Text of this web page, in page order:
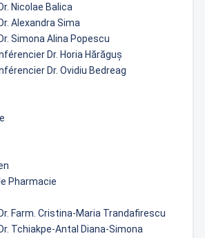
Nicolae Balica
Alexandra Sima
Simona Alina Popescu
Dr. Horia Hărăguș
Dr. Ovidiu Bedreag
Pharmacie
Farm. Cristina-Maria Trandafirescu
Tchiakpe-Antal Diana-Simona